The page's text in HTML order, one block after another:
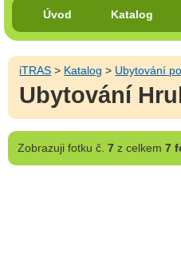
Úvod Katalog
iTRAS > Katalog > Ubytování
Ubytování
Zobrazujifotku č. 7z celkem 7